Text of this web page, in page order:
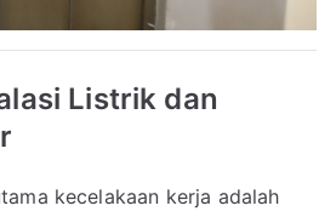
Listrik dan
kecelakaan kerja adalah